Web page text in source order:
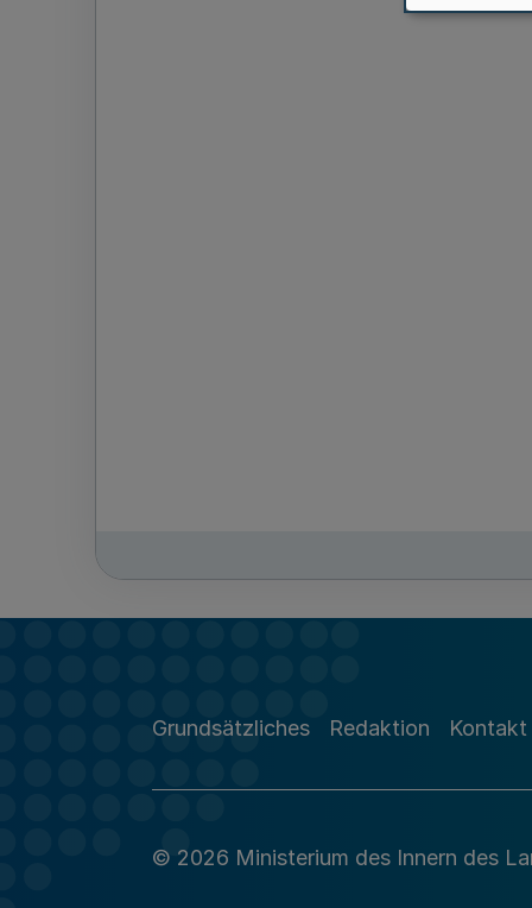
Grundsätzliches Redaktion Kontakt
© 2026 Ministerium des Innern des